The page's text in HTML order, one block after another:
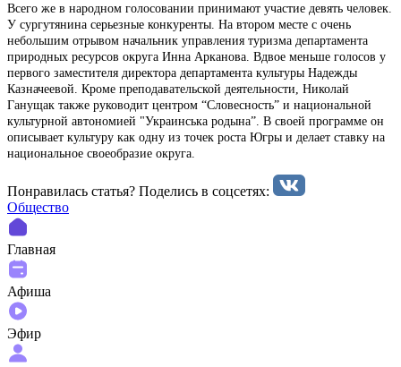
Всего же в народном голосовании принимают участие девять человек.
У сургутянина серьезные конкуренты. На втором месте с очень
небольшим отрывом начальник управления туризма департамента
природных ресурсов округа Инна Арканова. Вдвое меньше голосов у
первого заместителя директора департамента культуры Надежды
Казначеевой. Кроме преподавательской деятельности, Николай
Ганущак также руководит центром “Словесность” и национальной
культурной автономией "Украинська родына”. В своей программе он
описывает культуру как одну из точек роста Югры и делает ставку на
национальное своеобразие округа.
Понравилась статья? Поделиcь в соцсетях:
Общество
Главная
Афиша
Эфир